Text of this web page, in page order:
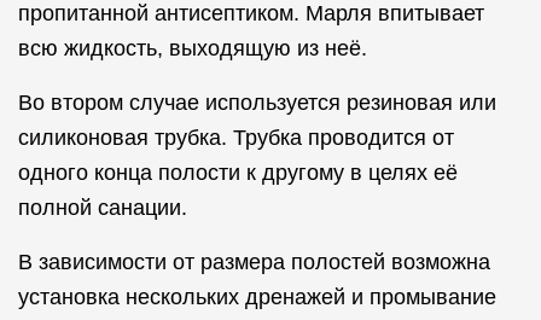
пропитанной антисептиком. Марля впитывает
всю жидкость, выходящую из неё.
Во втором случае используется резиновая или
силиконовая трубка. Трубка проводится от
одного конца полости к другому в целях её
полной санации.
В зависимости от размера полостей возможна
установка нескольких дренажей и промывание